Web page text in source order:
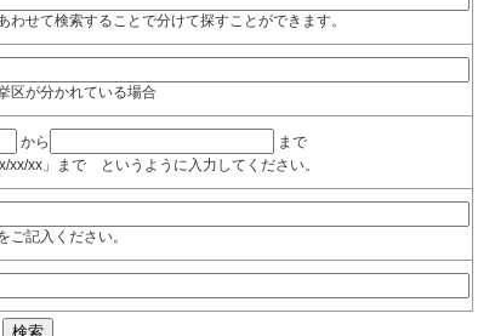
せて検索することで分けて探すことができます。
区が分かれている場合
から
まで
xx」まで というように入力してください。
記入ください。